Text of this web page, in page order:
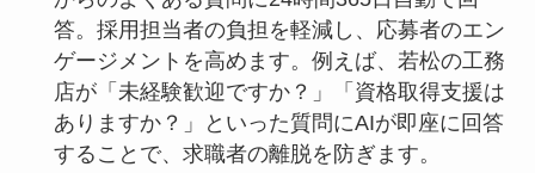
答。採用担当者の負担を軽減し、応募者のエン
ゲージメントを高めます。例えば、若松の工務
店が「未経験歓迎ですか？」「資格取得支援は
ありますか？」といった質問にAIが即座に回答
することで、求職者の離脱を防ぎます。